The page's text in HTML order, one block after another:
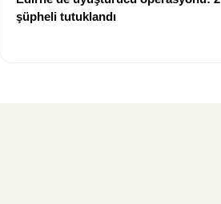
şüpheli tutuklandı